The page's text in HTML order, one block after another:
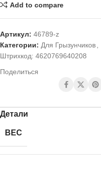
Add to compare
Артикул: 46789-z
Категории: Для Грызунчиков
Штрихкод: 4620769640208
Поделиться
Детали
ВЕС